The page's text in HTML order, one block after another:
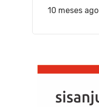
10 meses ago